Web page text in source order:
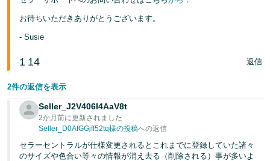
お待ちいただきありがとうございます。
- Susie
1 14 返信
2件の返信を表示
Seller_J2V406I4AaV8t
2か月前に更新されました
Seller_D0AfGGjff52tq様の投稿への返信
セラーセントラルが仕様変更されるとこれまでに登録していた諸々
のサイズや色合い等々の情報が消え去る（削除される）事が多いよ